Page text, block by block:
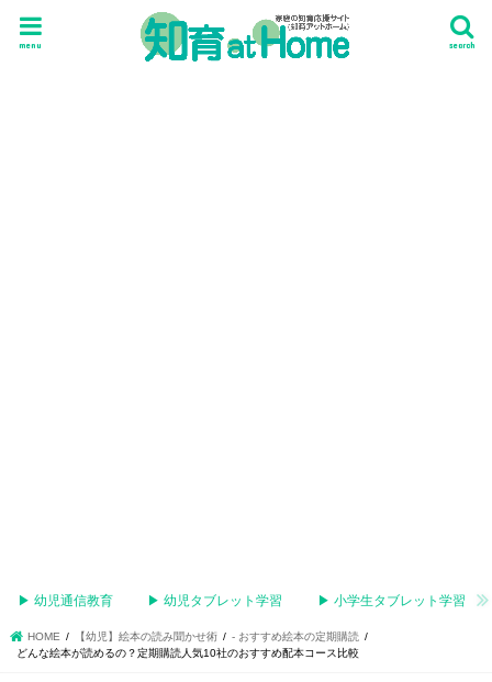
search
menu
▶︎ 幼児通信教育 ▶︎ 幼児タブレット学習 ▶︎ 小学生タブレット学習
HOME 【幼児】絵本の読み聞かせ術
- おすすめ絵本の定期購読
どんな絵本が読めるの？定期購読人気10社のおすすめ配本コース比較